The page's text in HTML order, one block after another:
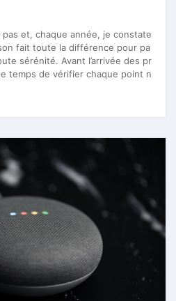
pas et, chaque année, je constate
fait toute la différence pour pa
sérénité. Avant l’arrivée des pr
temps de vérifier chaque point n